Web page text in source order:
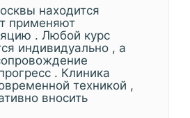
находится
применяют
. Любой курс
индивидуально , а
. Клиника
техникой ,
вносить